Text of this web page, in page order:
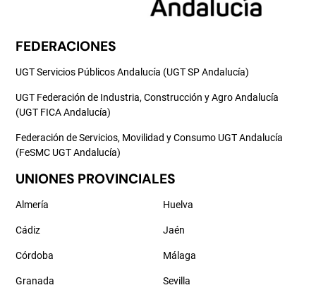
FEDERACIONES
UGT Servicios Públicos Andalucía (UGT SP Andalucía)
UGT Federación de Industria, Construcción y Agro Andalucía
(UGT FICA Andalucía)
Federación de Servicios, Movilidad y Consumo UGT Andalucía
(FeSMC UGT Andalucía)
UNIONES PROVINCIALES
Almería
Cádiz
Córdoba
Granada
Huelva
Jaén
Málaga
Sevilla